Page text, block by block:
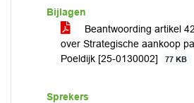
Bijlagen
Beantwoording artikel
over Strategische aankoop
Poeldijk [25-0130002]
77 KB
Sprekers